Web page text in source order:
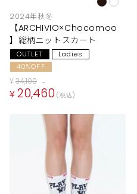
2024年秋冬
【ARCHIVIO×Chocomoo
】総柄ニットスカート
OUTLET
Ladies
40%OFF
¥34,100 →
¥20,460 税込